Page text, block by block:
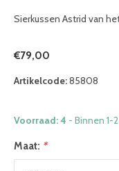
Sierkussen Astrid van
€79,00
Artikelcode:85808
Voorraad: 4 - Binnen 1-
Maat: *